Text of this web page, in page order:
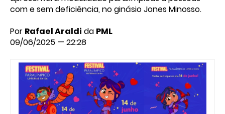
com e sem deficiência, no ginásio Jones Minosso.
Por Rafael Araldi da PML
09/06/2025 — 22:28